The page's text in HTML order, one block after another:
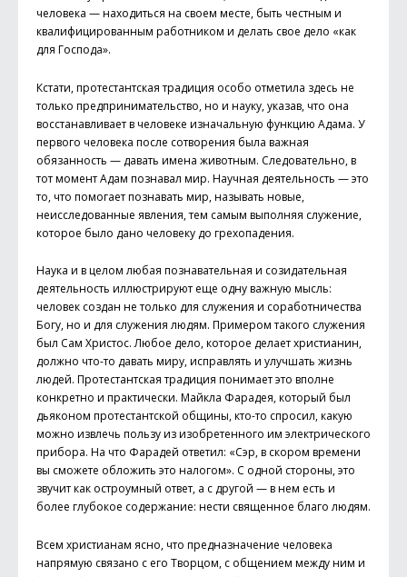
человека — находиться на своем месте, быть честным и
квалифицированным работником и делать свое дело «как
для Господа».
Кстати, протестантская традиция особо отметила здесь не
только предпринимательство, но и науку, указав, что она
восстанавливает в человеке изначальную функцию Адама. У
первого человека после сотворения была важная
обязанность — давать имена животным. Следовательно, в
тот момент Адам познавал мир. Научная деятельность — это
то, что помогает познавать мир, называть новые,
неисследованные явления, тем самым выполняя служение,
которое было дано человеку до грехопадения.
Наука и в целом любая познавательная и созидательная
деятельность иллюстрируют еще одну важную мысль:
человек создан не только для служения и соработничества
Богу, но и для служения людям. Примером такого служения
был Сам Христос. Любое дело, которое делает христианин,
должно что-то давать миру, исправлять и улучшать жизнь
людей. Протестантская традиция понимает это вполне
конкретно и практически. Майкла Фарадея, который был
дьяконом протестантской общины, кто-то спросил, какую
можно извлечь пользу из изобретенного им электрического
прибора. На что Фарадей ответил: «Сэр, в скором времени
вы сможете обложить это налогом». С одной стороны, это
звучит как остроумный ответ, а с другой — в нем есть и
более глубокое содержание: нести священное благо людям.
Всем христианам ясно, что предназначение человека
напрямую связано с его Творцом, с общением между ним и